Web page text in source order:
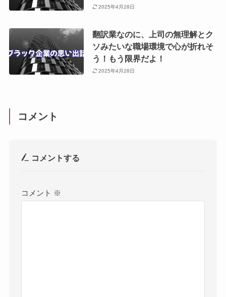
2025年4月28日
翻訳業なのに、上司の無理解とク
ソみたいな職場環境で心が折れそ
う！もう限界だよ！
2025年4月28日
コメント
コメントする
コメント ※